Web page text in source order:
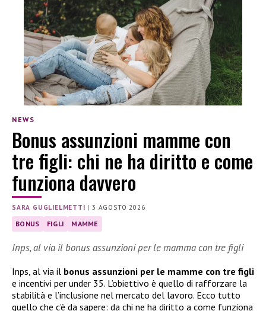
NEWS
Bonus assunzioni mamme con
tre figli: chi ne ha diritto e come
funziona davvero
SARA GUGLIELMETTI |3 AGOSTO 2026
BONUS FIGLI MAMME
Inps, al via il bonus assunzioni per le mamma con tre figli
Inps, al via il bonus assunzioni per le mamme con tre figli
e incentivi per under 35. L’obiettivo è quello di rafforzare la
stabilità e l’inclusione nel mercato del lavoro. Ecco tutto
quello che c’è da sapere: da chi ne ha diritto a come funziona